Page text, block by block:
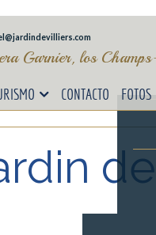
Garnier, los
CONTACTO FOTOS
de